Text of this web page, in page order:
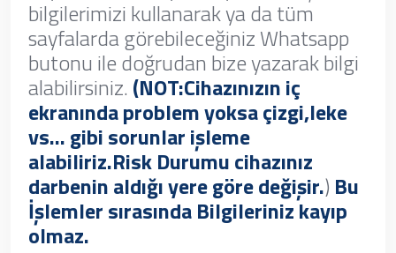
bilgilerimizi kullanarak ya da tüm
sayfalarda görebileceğiniz Whatsapp
butonu ile doğrudan bize yazarak bilgi
alabilirsiniz. (NOT:Cihazınızın iç
ekranında problem yoksa çizgi,leke
vs… gibi sorunlar işleme
alabiliriz.Risk Durumu cihazınız
darbenin aldığı yere göre değişir.) Bu
İşlemler sırasında Bilgileriniz kayıp
olmaz.